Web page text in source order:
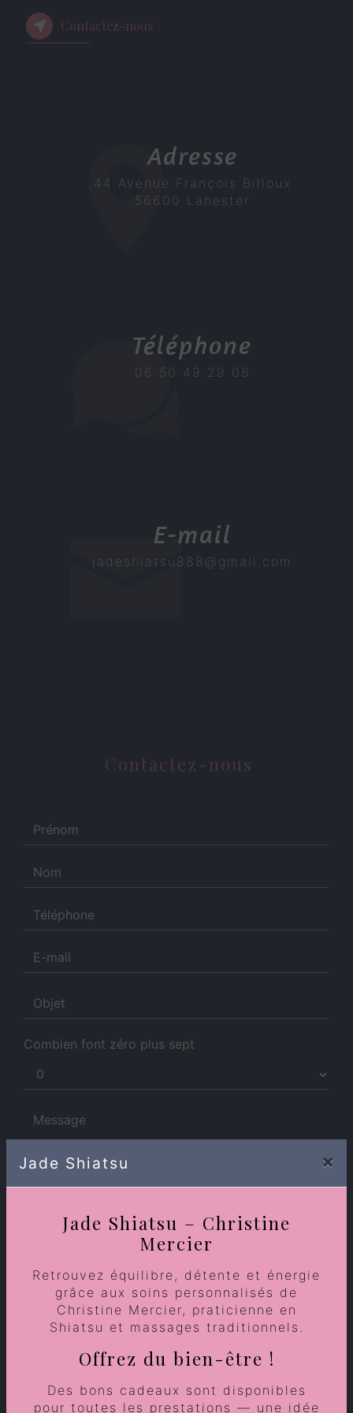
Jade Shiatsu ×
Jade Shiatsu – Christine
Mercier
Retrouvez équilibre, détente et énergie
grâce aux soins personnalisés de
Christine Mercier, praticienne en
Shiatsu et massages traditionnels.
Offrez du bien-être !
Des bons cadeaux sont disponibles
pour toutes les prestations — une idée
Contactez-nous
Adresse
44 Avenue François Billoux
56600 Lanester
Téléphone
06 50 49 29 08
E-mail
jadeshiatsu888@gmail.com
Contactez-nous
Combien font zéro plus sept
En cochant cette case, j'accepte les conditions
particulières ci-dessous **
Envoyer
** Les données personnelles communiquées sont
nécessaires aux fins de vous contacter et sont